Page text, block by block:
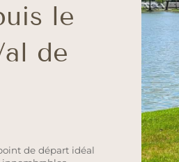
le
de
de départ idéal